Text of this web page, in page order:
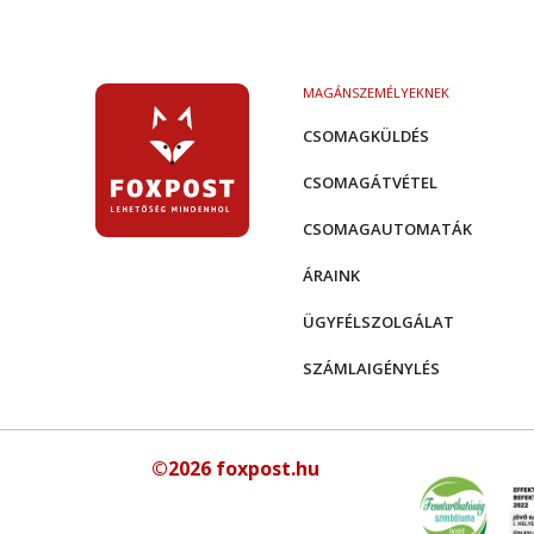
MAGÁNSZEMÉLYEKNEK
CSOMAGKÜLDÉS
CSOMAGÁTVÉTEL
CSOMAGAUTOMATÁK
ÁRAINK
ÜGYFÉLSZOLGÁLAT
SZÁMLAIGÉNYLÉS
©2026 foxpost.hu